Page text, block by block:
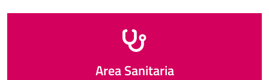
Area Sanitaria